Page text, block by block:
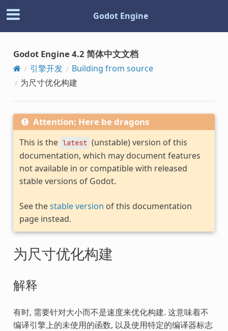
Godot Engine
Godot Engine 4.2 简体中文文档
引擎开发
Building from source
为尺寸优化构建
Attention: Here be dragons
This is the latest (unstable) version of this
documentation, which may document features
not available in or compatible with released
stable versions of Godot.
See thestable version of this documentation
page instead.
为尺寸优化构建
解释
有时, 需要针对大小而不是速度来优化构建. 这意味着不
编译引擎上的未使用的函数, 以及使用特定的编译器标志